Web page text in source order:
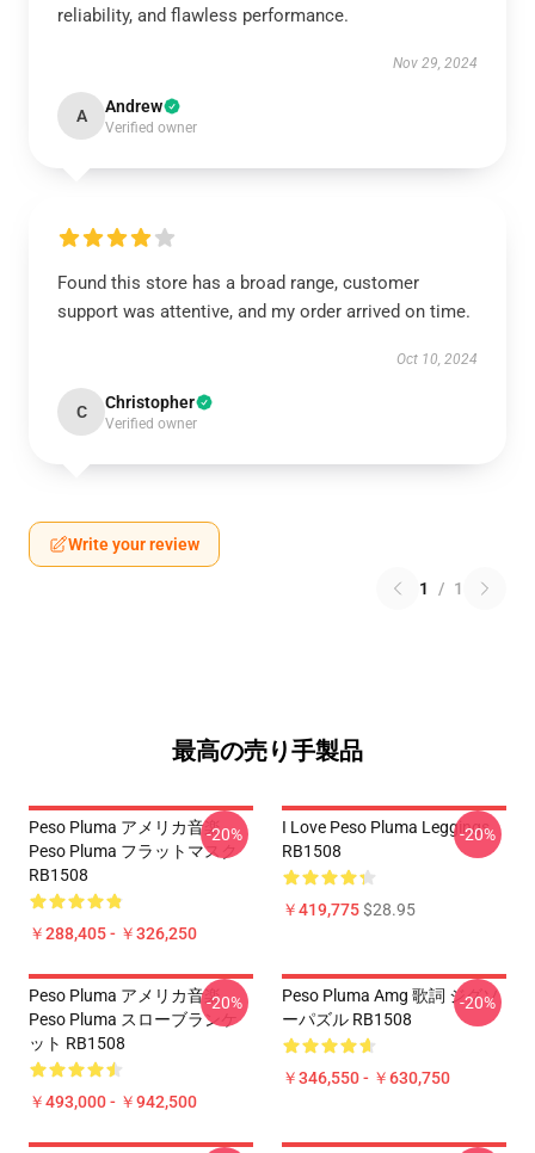
reliability, and flawless performance.
Nov 29, 2024
A Andrew
Verified owner
Found this store has a broad range, customer
support was attentive, and my order arrived on time.
Oct 10, 2024
C Christopher
Verified owner
Write your review
1 / 1
最高の売り手製品
Peso Pluma アメリカ音楽
Peso Pluma フラットマスク
RB1508
￥288,405 - ￥326,250
-20%
I Love Peso Pluma Leggings
RB1508
￥419,775$28.95
-20%
Peso Pluma アメリカ音楽
Peso Pluma スローブランケ
ット RB1508
￥493,000 - ￥942,500
-20%
Peso Pluma Amg 歌詞 ジグソ
ーパズル RB1508
￥346,550 - ￥630,750
-20%